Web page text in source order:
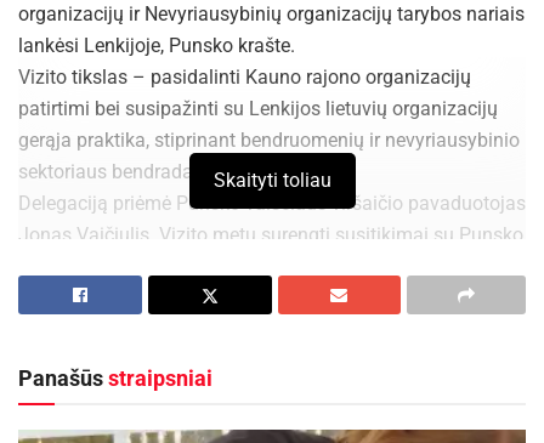
organizacijų ir Nevyriausybinių organizacijų tarybos nariais
lankėsi Lenkijoje, Punsko krašte.
Vizito tikslas – pasidalinti Kauno rajono organizacijų
patirtimi bei susipažinti su Lenkijos lietuvių organizacijų
gerąja praktika, stiprinant bendruomenių ir nevyriausybinio
sektoriaus bendradarbiavimą.
Delegaciją priėmė Punsko valsčiaus viršaičio pavaduotojas
Jonas Vaičiulis. Vizito metu surengti susitikimai su Punsko
lyderiais ir organizacijų atstovais. Jų metu abiejų šalių
iniciatyvas bei nevyriausybinių organizacijų patirtį
Skaityti toliau
Panašūsstraipsniai